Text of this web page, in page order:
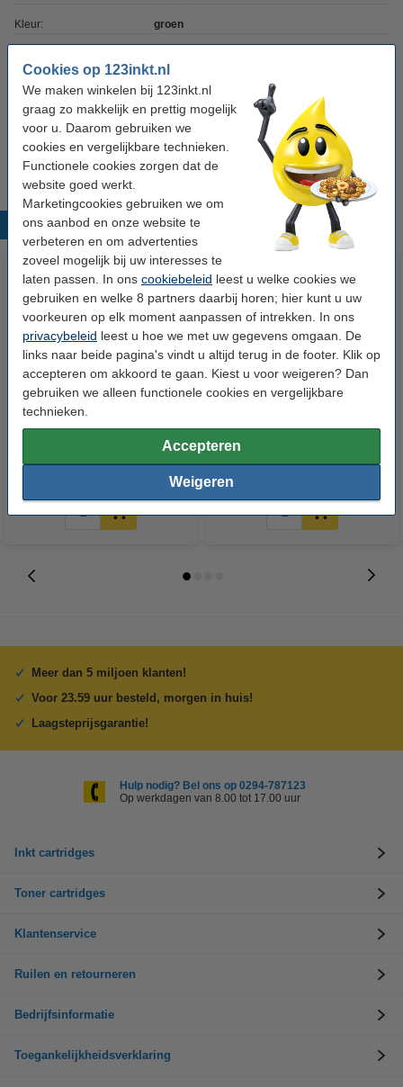
Cookies op 123inkt.nl
We maken winkelen bij 123inkt.nl
graag zo makkelijk en prettig mogelijk
voor u. Daarom gebruiken we
cookies en vergelijkbare technieken.
Functionele cookies zorgen dat de
website goed werkt.
Marketingcookies gebruiken we om
ons aanbod en onze website te
verbeteren en om advertenties
zoveel mogelijk bij uw interesses te
laten passen. In ons cookiebeleid leest u welke cookies we
gebruiken en welke 8 partners daarbij horen; hier kunt u uw
voorkeuren op elk moment aanpassen of intrekken. In ons
privacybeleid leest u hoe we met uw gegevens omgaan. De
links naar beide pagina's vindt u altijd terug in de footer. Klik op
accepteren om akkoord te gaan. Kiest u voor weigeren? Dan
gebruiken we alleen functionele cookies en vergelijkbare
technieken.
Accepteren
Weigeren
Kleur: groen
Extra info: veiligheidsinformatie
Ons artikelnr: 200957
Nummer: FTK 25
Populaire producten
Edding 380 flipchart marker
groen (1,5 - 3 mm rond)
Edding FTK 25 navulinkt zwart
Meer dan 5 miljoen klanten!
Voor 23.59 uur besteld, morgen in huis!
Laagsteprijsgarantie!
Hulp nodig? Bel ons op 0294-787123
Op werkdagen van 8.00 tot 17.00 uur
Inkt cartridges
Toner cartridges
Klantenservice
Ruilen en retourneren
Bedrijfsinformatie
Toegankelijkheidsverklaring